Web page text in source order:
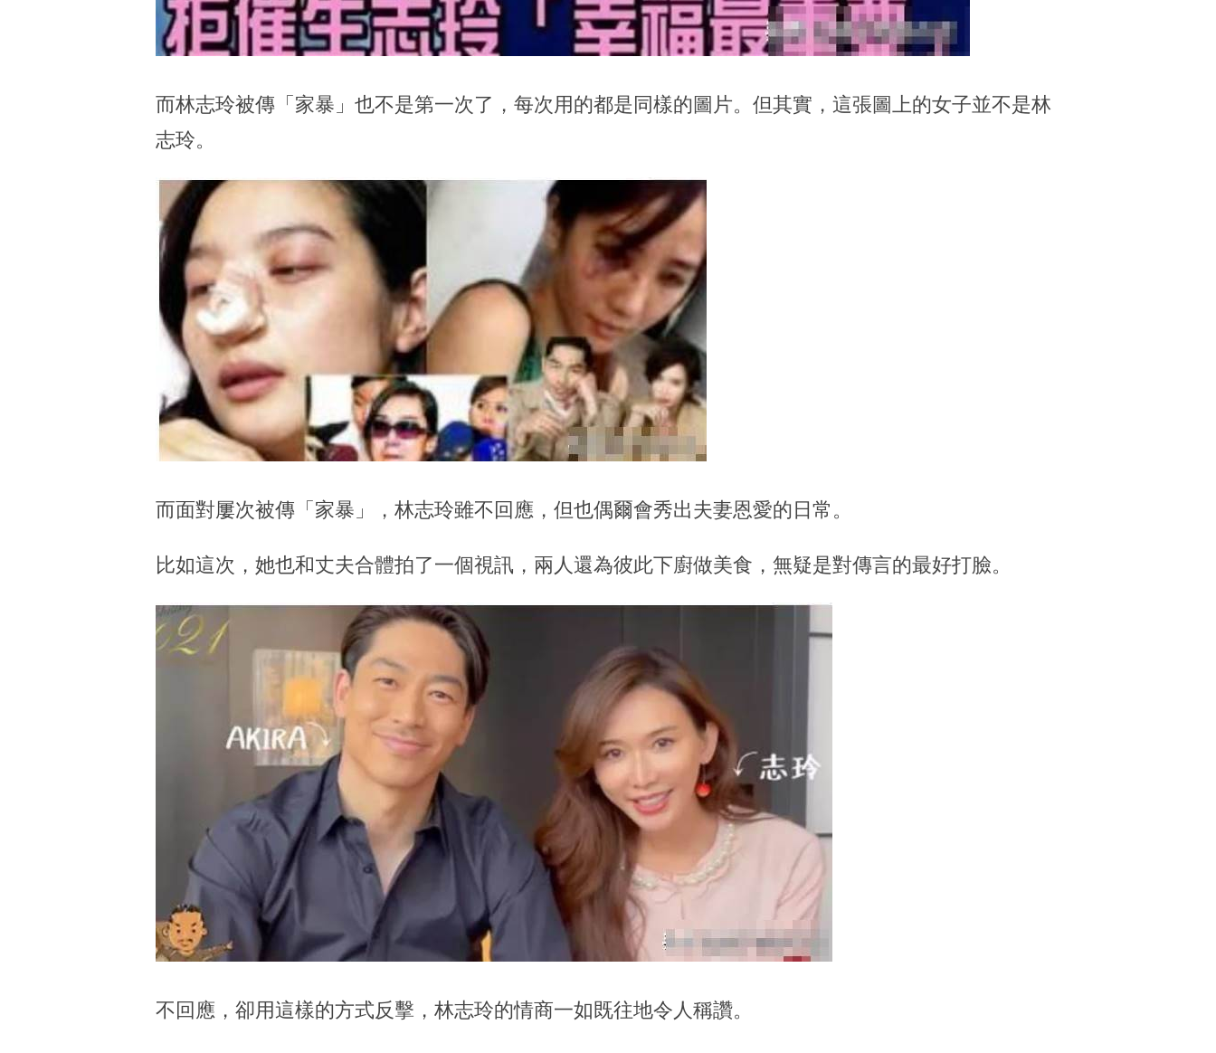
而林志玲被傳「家暴」也不是第一次了，每次用的都是同樣的圖片。但其實，這張圖上的女子並不是林
志玲。
而面對屢次被傳「家暴」，林志玲雖不回應，但也偶爾會秀出夫妻恩愛的日常。
比如這次，她也和丈夫合體拍了一個視訊，兩人還為彼此下廚做美食，無疑是對傳言的最好打臉。
不回應，卻用這樣的方式反擊，林志玲的情商一如既往地令人稱讚。